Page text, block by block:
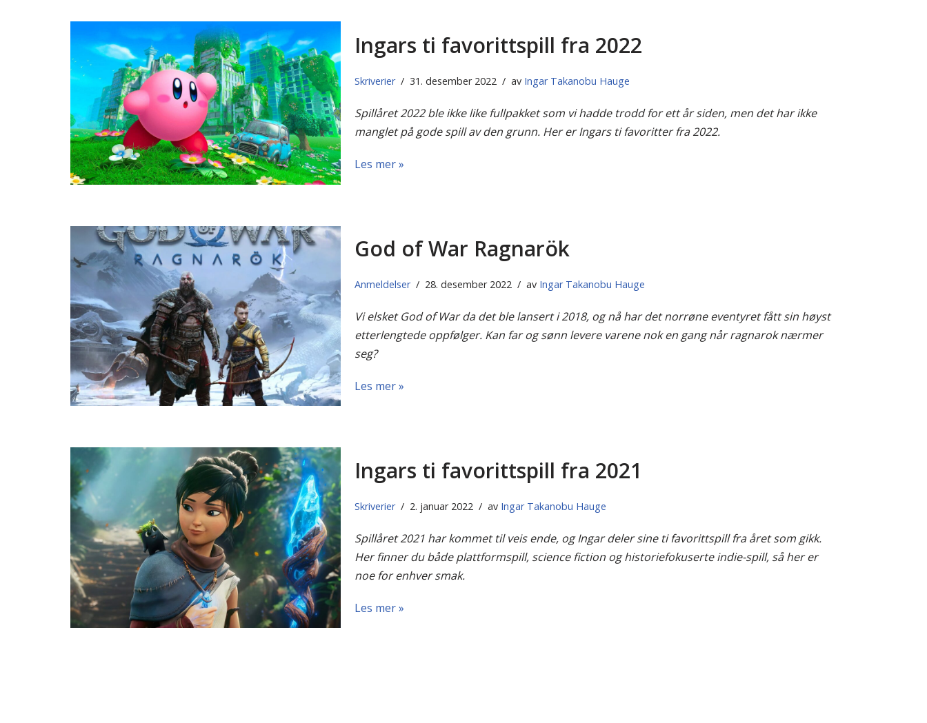
Ingars ti favorittspill fra 2022
Skriverier 31. desember 2022 av Ingar Takanobu Hauge
Spillåret 2022 ble ikke like fullpakket som vi hadde trodd for ett år siden, men det har ikke
manglet på gode spill av den grunn. Her er Ingars ti favoritter fra 2022.
Les mer »
God of War Ragnarök
Anmeldelser 28. desember 2022 av Ingar Takanobu Hauge
Vi elsket God of War da det ble lansert i 2018, og nå har det norrøne eventyret fått sin høyst
etterlengtede oppfølger. Kan far og sønn levere varene nok en gang når ragnarok nærmer
seg?
Les mer »
Ingars ti favorittspill fra 2021
Skriverier 2. januar 2022 av Ingar Takanobu Hauge
Spillåret 2021 har kommet til veis ende, og Ingar deler sine ti favorittspill fra året som gikk.
Her finner du både plattformspill, science fiction og historiefokuserte indie-spill, så her er
noe for enhver smak.
Les mer »